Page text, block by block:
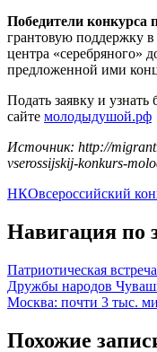
Победители конкурса
грантовую поддержку в
центра «серебряного»
предложенной ими
Подать заявку и
сайте молодыдушой.рф
Источник: http://
vserossijskij-konkurs-
НКОвсероссийский
Навигация по
Патриотическая
Дружбы народов
Москва: почти 3 тыс.
Похожие